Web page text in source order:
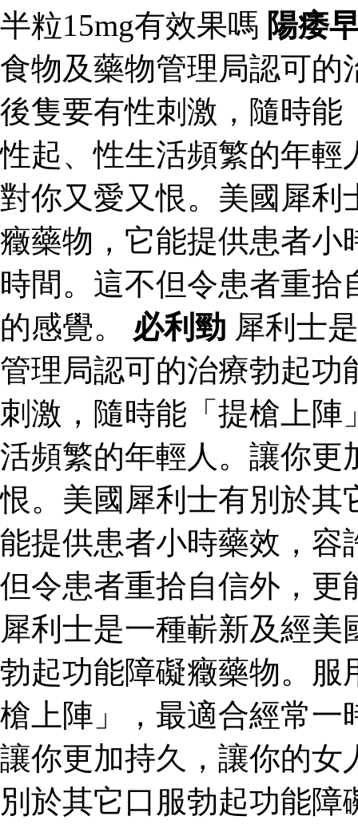
半粒15mg有效果嗎 陽痿
食物及藥物管理局認可的
後隻要有性刺激，隨時能
性起、性生活頻繁的年輕
對你又愛又恨。美國犀利
癥藥物，它能提供患者小
時間。這不但令患者重
的感覺。 必利勁 犀利士
管理局認可的治療勃起功
刺激，隨時能「提槍上陣
活頻繁的年輕人。讓你更
恨。美國犀利士有別於其
能提供患者小時藥效，容
但令患者重拾自信外，更
犀利士是一種嶄新及經
勃起功能障礙癥藥物。服
槍上陣」，最適合經常一
讓你更加持久，讓你的女
別於其它口服勃起功能